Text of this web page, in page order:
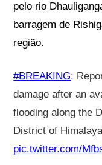
pelo rio
barragem de
região.
#BREAKING:
damage after an
flooding along the
District of
pic.twitter.com/